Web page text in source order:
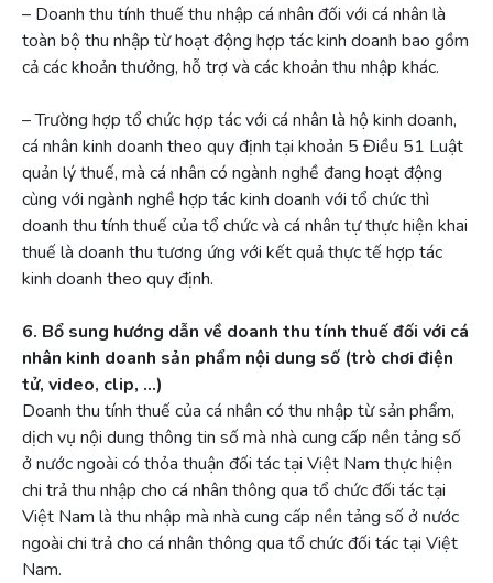
– Doanh thu tính thuế thu nhập cá nhân đối với cá nhân là
toàn bộ thu nhập từ hoạt động hợp tác kinh doanh bao gồm
cả các khoản thưởng, hỗ trợ và các khoản thu nhập khác.
– Trường hợp tổ chức hợp tác với cá nhân là hộ kinh doanh,
cá nhân kinh doanh theo quy định tại khoản 5 Điều 51 Luật
quản lý thuế, mà cá nhân có ngành nghề đang hoạt động
cùng với ngành nghề hợp tác kinh doanh với tổ chức thì
doanh thu tính thuế của tổ chức và cá nhân tự thực hiện khai
thuế là doanh thu tương ứng với kết quả thực tế hợp tác
kinh doanh theo quy định.
6. Bổ sung hướng dẫn về doanh thu tính thuế đối với cá
nhân kinh doanh sản phẩm nội dung số (trò chơi điện
tử, video, clip, …)
Doanh thu tính thuế của cá nhân có thu nhập từ sản phẩm,
dịch vụ nội dung thông tin số mà nhà cung cấp nền tảng số
ở nước ngoài có thỏa thuận đối tác tại Việt Nam thực hiện
chi trả thu nhập cho cá nhân thông qua tổ chức đối tác tại
Việt Nam là thu nhập mà nhà cung cấp nền tảng số ở nước
ngoài chi trả cho cá nhân thông qua tổ chức đối tác tại Việt
Nam.